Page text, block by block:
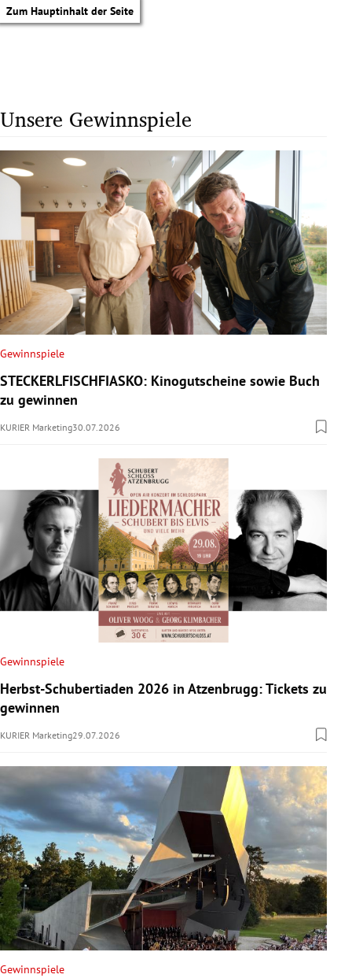
Zum Hauptinhalt der Seite
Untermenü
Untermenü
Untermenü
Untermenü
Untermenü
Untermenü
Unsere Gewinnspiele
Gewinnspiele
STECKERLFISCHFIASKO: Kinogutscheine sowie Buch
zu gewinnen
KURIER Marketing30.07.2026
Gewinnspiele
Herbst-Schubertiaden 2026 in Atzenbrugg: Tickets zu
gewinnen
KURIER Marketing29.07.2026
Gewinnspiele